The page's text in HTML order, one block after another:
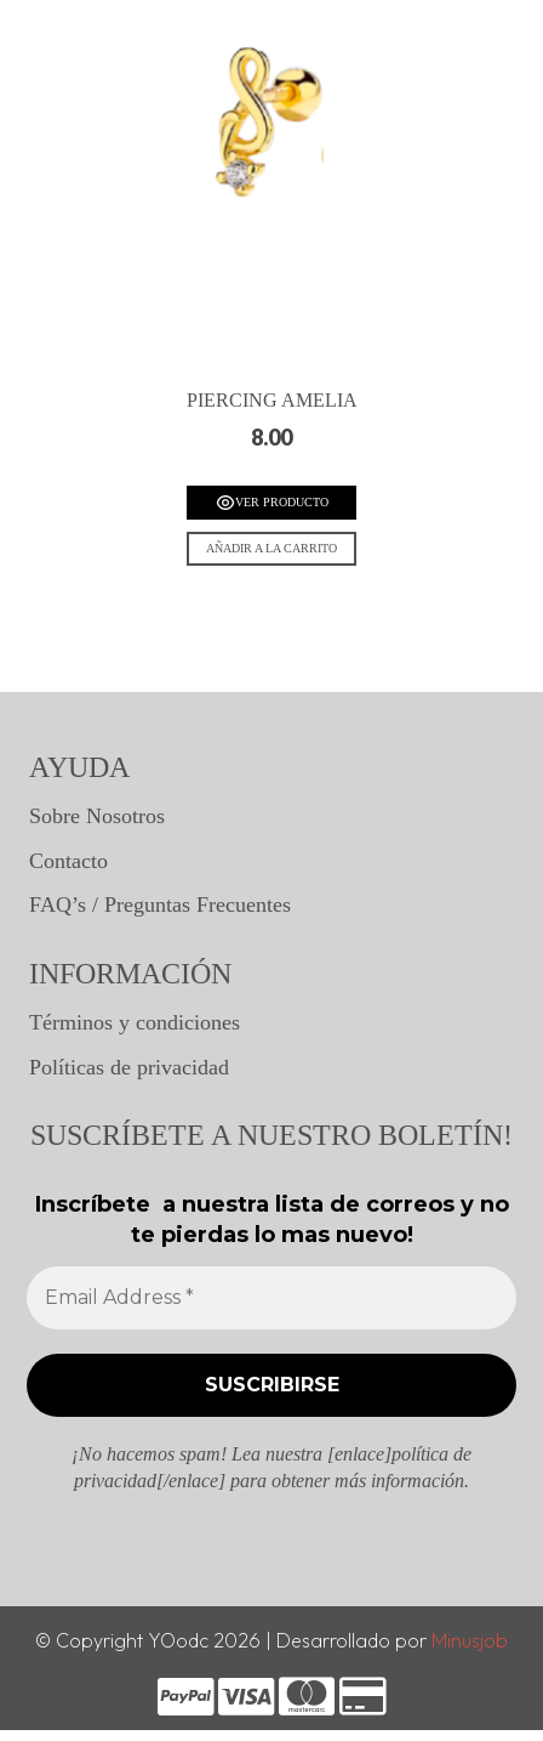
PIERCING AMELIA
8.00
VER PRODUCTO
AÑADIR A LA CARRITO
AYUDA
Sobre Nosotros
Contacto
FAQ’s / Preguntas Frecuentes
INFORMACIÓN
Términos y condiciones
Políticas de privacidad
SUSCRÍBETE A NUESTRO BOLETÍN!
Inscríbete a nuestra lista de correos y no
te pierdas lo mas nuevo!
¡No hacemos spam! Lea nuestra [enlace]política de
privacidad[/enlace] para obtener más información.
© Copyright YOodc 2026 | Desarrollado por Minusjob